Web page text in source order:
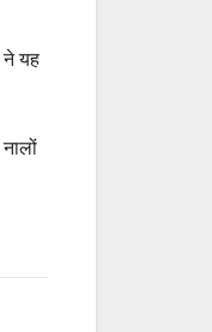
ने यह